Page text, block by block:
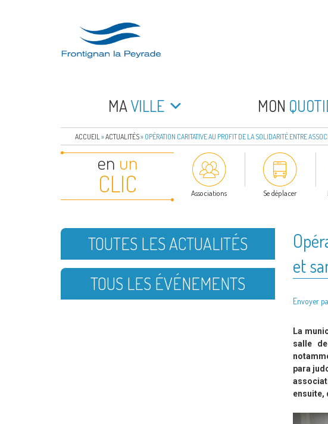
FRONTIGNAN LA
MAVILLE MON
ACCUEIL »ACTUALITÉS» OPÉRATION CARITATIVE AU PROFIT DE LA SOLIDARITÉ ENTRE
en un
CLIC Associations Se déplacer
et
Envoyer
La
salle
para
ensuite,
TOUTES LES ACTUALITÉS
TOUS LES ÉVÉNEMENTS